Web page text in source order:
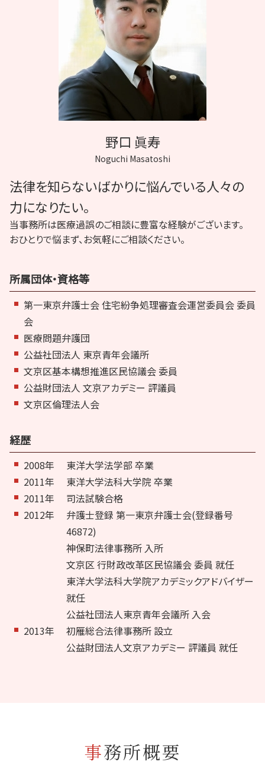
歯科 麻酔 アナフィラキシーショック
インフォームドコンセント 問題点
説明義務 違反
医療過誤 事例
野口 眞寿
Noguchi Masatoshi
法律を知らないばかりに悩んでいる人々の
力になりたい。
当事務所は医療過誤のご相談に豊富な経験がございます。
おひとりで悩まず、お気軽にご相談ください。
所属団体・資格等
第一東京弁護士会 住宅紛争処理審査会運営委員会 委員
会
医療問題弁護団
公益社団法人 東京青年会議所
文京区基本構想推進区民協議会 委員
公益財団法人 文京アカデミー 評議員
文京区倫理法人会
経歴
2008年
東洋大学法学部 卒業
2011年
東洋大学法科大学院 卒業
2011年
司法試験合格
2012年
弁護士登録 第一東京弁護士会(登録番号
46872)
神保町法律事務所 入所
文京区 行財政改革区民協議会 委員 就任
東洋大学法科大学院アカデミックアドバイザー
就任
公益社団法人東京青年会議所 入会
2013年
初雁総合法律事務所 設立
公益財団法人文京アカデミー 評議員 就任
事務所概要